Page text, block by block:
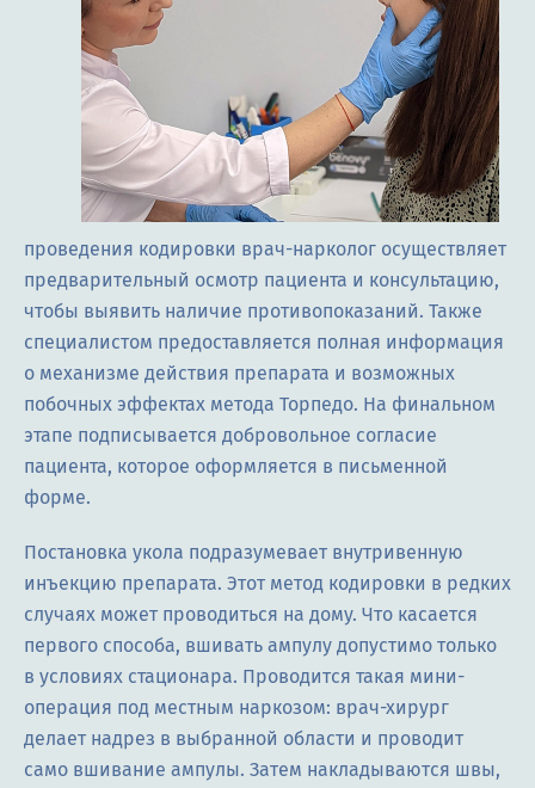
проведения кодировки врач-нарколог осуществляет
предварительный осмотр пациента и консультацию,
чтобы выявить наличие противопоказаний. Также
специалистом предоставляется полная информация
о механизме действия препарата и возможных
побочных эффектах метода Торпедо. На финальном
этапе подписывается добровольное согласие
пациента, которое оформляется в письменной
форме.
Постановка укола подразумевает внутривенную
инъекцию препарата. Этот метод кодировки в редких
случаях может проводиться на дому. Что касается
первого способа, вшивать ампулу допустимо только
в условиях стационара. Проводится такая мини-
операция под местным наркозом: врач-хирург
делает надрез в выбранной области и проводит
само вшивание ампулы. Затем накладываются швы,